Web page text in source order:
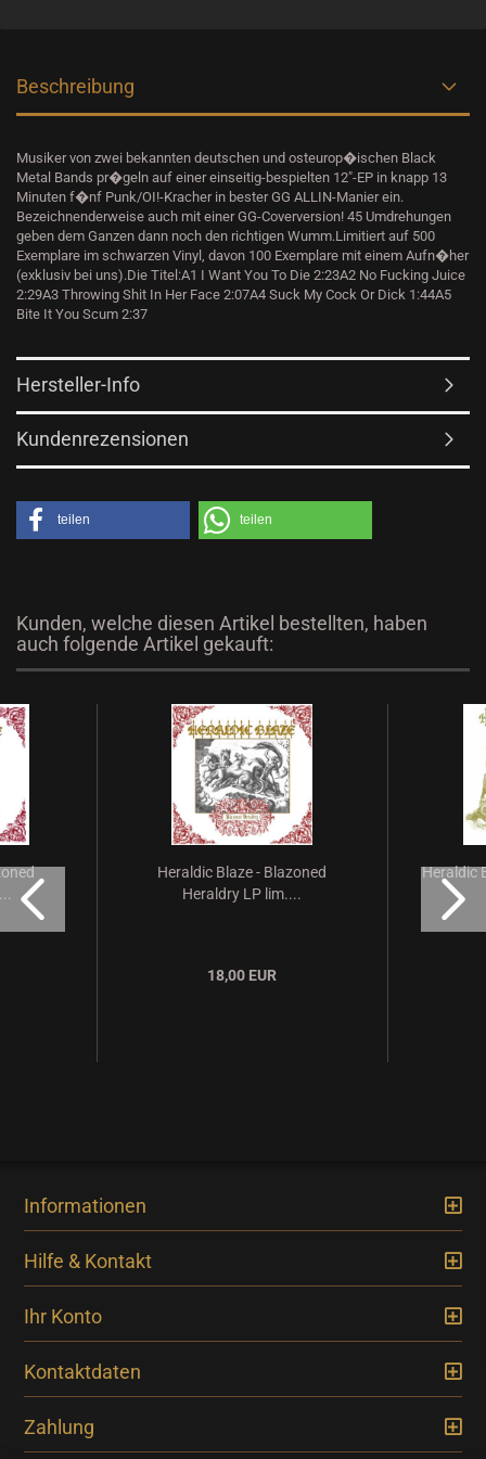
Beschreibung
Musiker von zwei bekannten deutschen und osteurop�ischen Black
Metal Bands pr�geln auf einer einseitig-bespielten 12"-EP in knapp 13
Minuten f�nf Punk/OI!-Kracher in bester GG ALLIN-Manier ein.
Bezeichnenderweise auch mit einer GG-Coverversion! 45 Umdrehungen
geben dem Ganzen dann noch den richtigen Wumm.Limitiert auf 500
Exemplare im schwarzen Vinyl, davon 100 Exemplare mit einem Aufn�her
(exklusiv bei uns).Die Titel:A1 I Want You To Die 2:23A2 No Fucking Juice
2:29A3 Throwing Shit In Her Face 2:07A4 Suck My Cock Or Dick 1:44A5
Bite It You Scum 2:37
Hersteller-Info
Kundenrezensionen
teilen teilen
Kunden, welche diesen Artikel bestellten, haben
auch folgende Artikel gekauft:
Heraldic Blaze - Blazoned
Heraldry LP lim....
18,00 EUR
Heraldic
Informationen
Hilfe & Kontakt
Ihr Konto
Kontaktdaten
Zahlung